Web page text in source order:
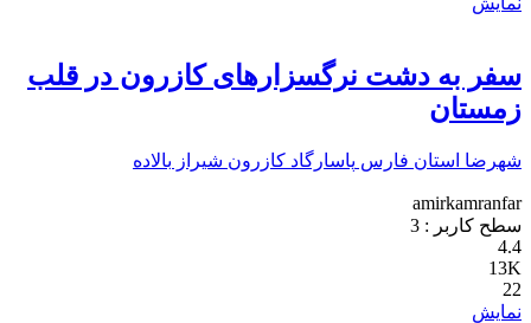
سفر به دشت نرگسزارهای کازرون در قلب
زمستان
شهرضا استان فارس پاسارگاد کازرون شیراز بالاده
amirkamranfar
سطح کاربر : 3
4.4
13K
22
نمایش